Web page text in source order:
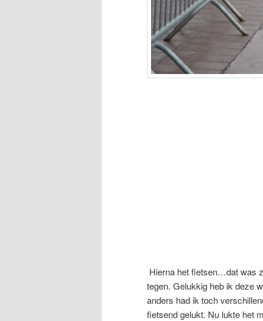
Hierna het fietsen…dat was
tegen. Gelukkig heb ik deze
anders had ik toch
fietsend gelukt. Nu lukte het